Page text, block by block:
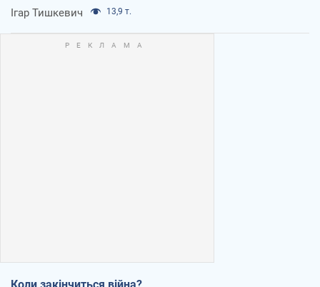
Ігар Тишкевич 13,9 т.
Коли закінчиться війна?